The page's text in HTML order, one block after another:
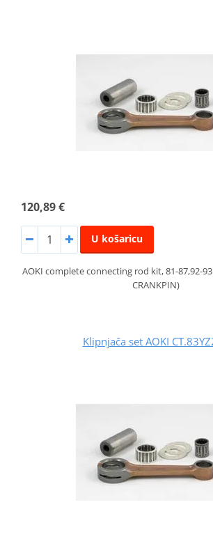
120,89 €
U košaricu
AOKI complete connecting rod kit, 81-87,92-93
CRANKPIN)
Klipnjača set AOKI